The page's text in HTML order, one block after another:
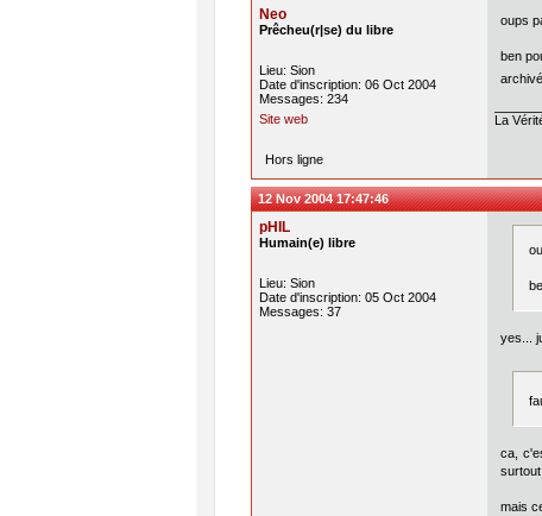
Neo
Prêcheu(r|se) du libre
Lieu: Sion
Date d'inscription: 06 Oct 2004
Messages: 234
Site web
oups
ben
La
Hors ligne
12 Nov 2004 17:47:46
pHIL
Humain(e) libre
Lieu: Sion
Date d'inscription: 05 Oct 2004
Messages: 37
yes...
ca,
mais